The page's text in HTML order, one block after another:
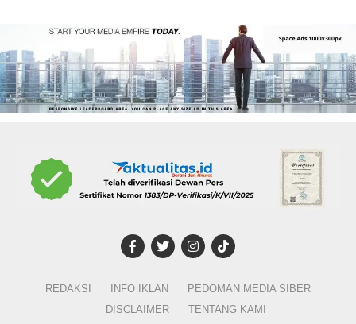
REDAKSI INFO IKLAN
PEDOMAN MEDIA SIBER
DISCLAIMER
TENTANG KAMI